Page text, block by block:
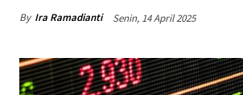
By Ira Ramadianti Senin, 14 April 2025